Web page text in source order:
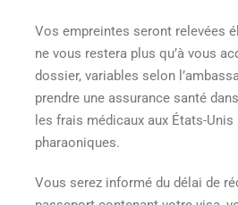
Vos empreintes seront relevées
ne vous restera plus qu’à vous
dossier, variables selon
prendre une assurance santé
les frais médicaux aux États-
pharaoniques.
Vous serez informé du délai de